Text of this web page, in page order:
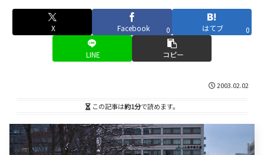
X Facebook 0 はてブ 0
LINE コピー
2003.02.02
この記事は約1分で読めます。